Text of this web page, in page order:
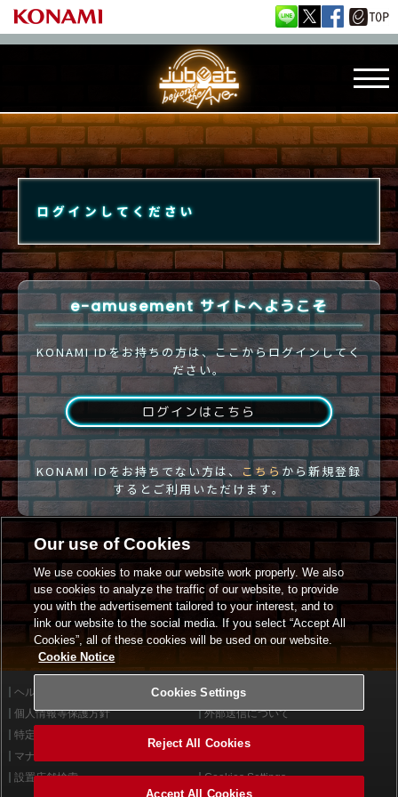
ログインしてください
e-amusement サイトへようこそ
KONAMI IDをお持ちの方は、ここからログインしてく
ださい。
ログインはこちら
KONAMI IDをお持ちでない方は、 こちらから新規登録
するとご利用いただけます。
ヘルプ
利用規約
個人情報等保護方針
外部送信について
特定商取引法に基づく表示
マナー＆ルール
設置店舗検索
Cookies Settings
Our use of Cookies
We use cookies to make our website work properly. We also
use cookies to analyze the traffic of our website, to provide
you with the advertisement tailored to your interest, and to
link our website to the social media. If you select “Accept All
Cookies”, all of these cookies will be used on our website.
Cookie Notice
Cookies Settings
Reject All Cookies
Accept All Cookies